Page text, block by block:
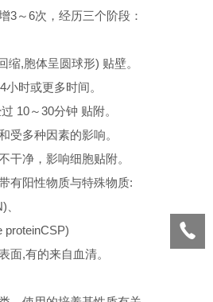
3～6次，经历三个阶段：
缩,胞体呈圆球形) 贴壁。
时或更多时间。
10～30分钟 贴附。
受多种因素的影响。
干净，影响细胞贴附。
有阳性物质与特殊物质:
proteinCSP)
面,有的来自血清。